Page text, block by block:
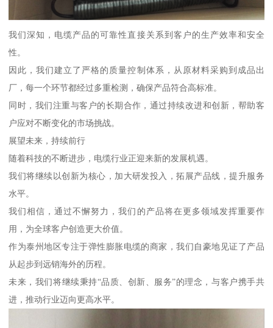
我们深知，电缆产品的可靠性直接关系到客户的生产效率和安全
性。
因此，我们建立了严格的质量控制体系，从原材料采购到成品出
厂，每一个环节都经过多重检测，确保产品符合高标准。
同时，我们注重与客户的长期合作，通过持续改进和创新，帮助客
户应对不断变化的市场挑战。
展望未来，持续前行
随着科技的不断进步，电缆行业正迎来新的发展机遇。
我们将继续以创新为核心，加大研发投入，拓展产品线，提升服务
水平。
我们相信，通过不懈努力，我们的产品将在更多领域发挥重要作
用，为全球客户创造更大价值。
作为泰州地区专注于弹性膨胀电缆的商家，我们自豪地见证了产品
从起步到远销海外的历程。
未来，我们将继续秉持“品质、创新、服务”的理念，与客户携手共
进，推动行业迈向更高水平。